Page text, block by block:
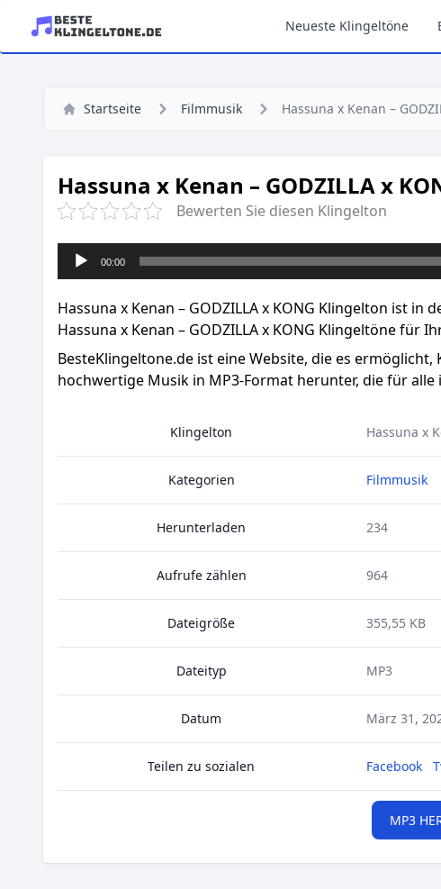
Neueste Klingeltöne
Startseite Filmmusik Hassuna x Kenan –
Hassuna x Kenan – GODZILLA x
Bewerten Sie diesen Klingelton
Audio-
Player
00:00
Hassuna x Kenan – GODZILLA x KONG Klingelton ist
Hassuna x Kenan – GODZILLA x KONG Klingeltöne für
BesteKlingeltone.de ist eine Website, die es
hochwertige Musik in MP3-Format herunter, die für
Klingelton Hassuna x
Kategorien Filmmusik
Herunterladen 234
Aufrufe zählen 964
Dateigröße 355,55 KB
Dateityp MP3
Datum März 31,
Teilen zu sozialen Facebook
MP3